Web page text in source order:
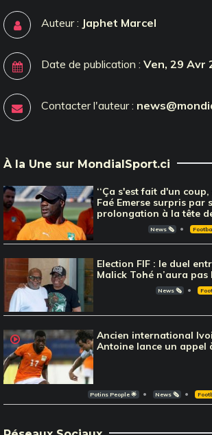
Auteur : Japhet Marcel
Date de publication : Ven, 29 Avr
Contacter l'auteur :
À la Une sur MondialSport.ci
‘‘Ça s'est fait d'un
Faé Emerse surpris par
prolongation à la tête
News 🗞️
Election FIF : le duel
Malick Tohé n’aura pas
News 🗞️
Ancien international
Antoine lance un appel
Potins People 🌟 News 🗞️